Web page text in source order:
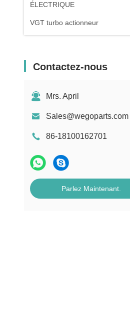
ÉLECTRIQUE
VGT turbo actionneur
Contactez-nous
Mrs. April
Sales@wegoparts.com
86-18100162701
Parlez Maintenant.